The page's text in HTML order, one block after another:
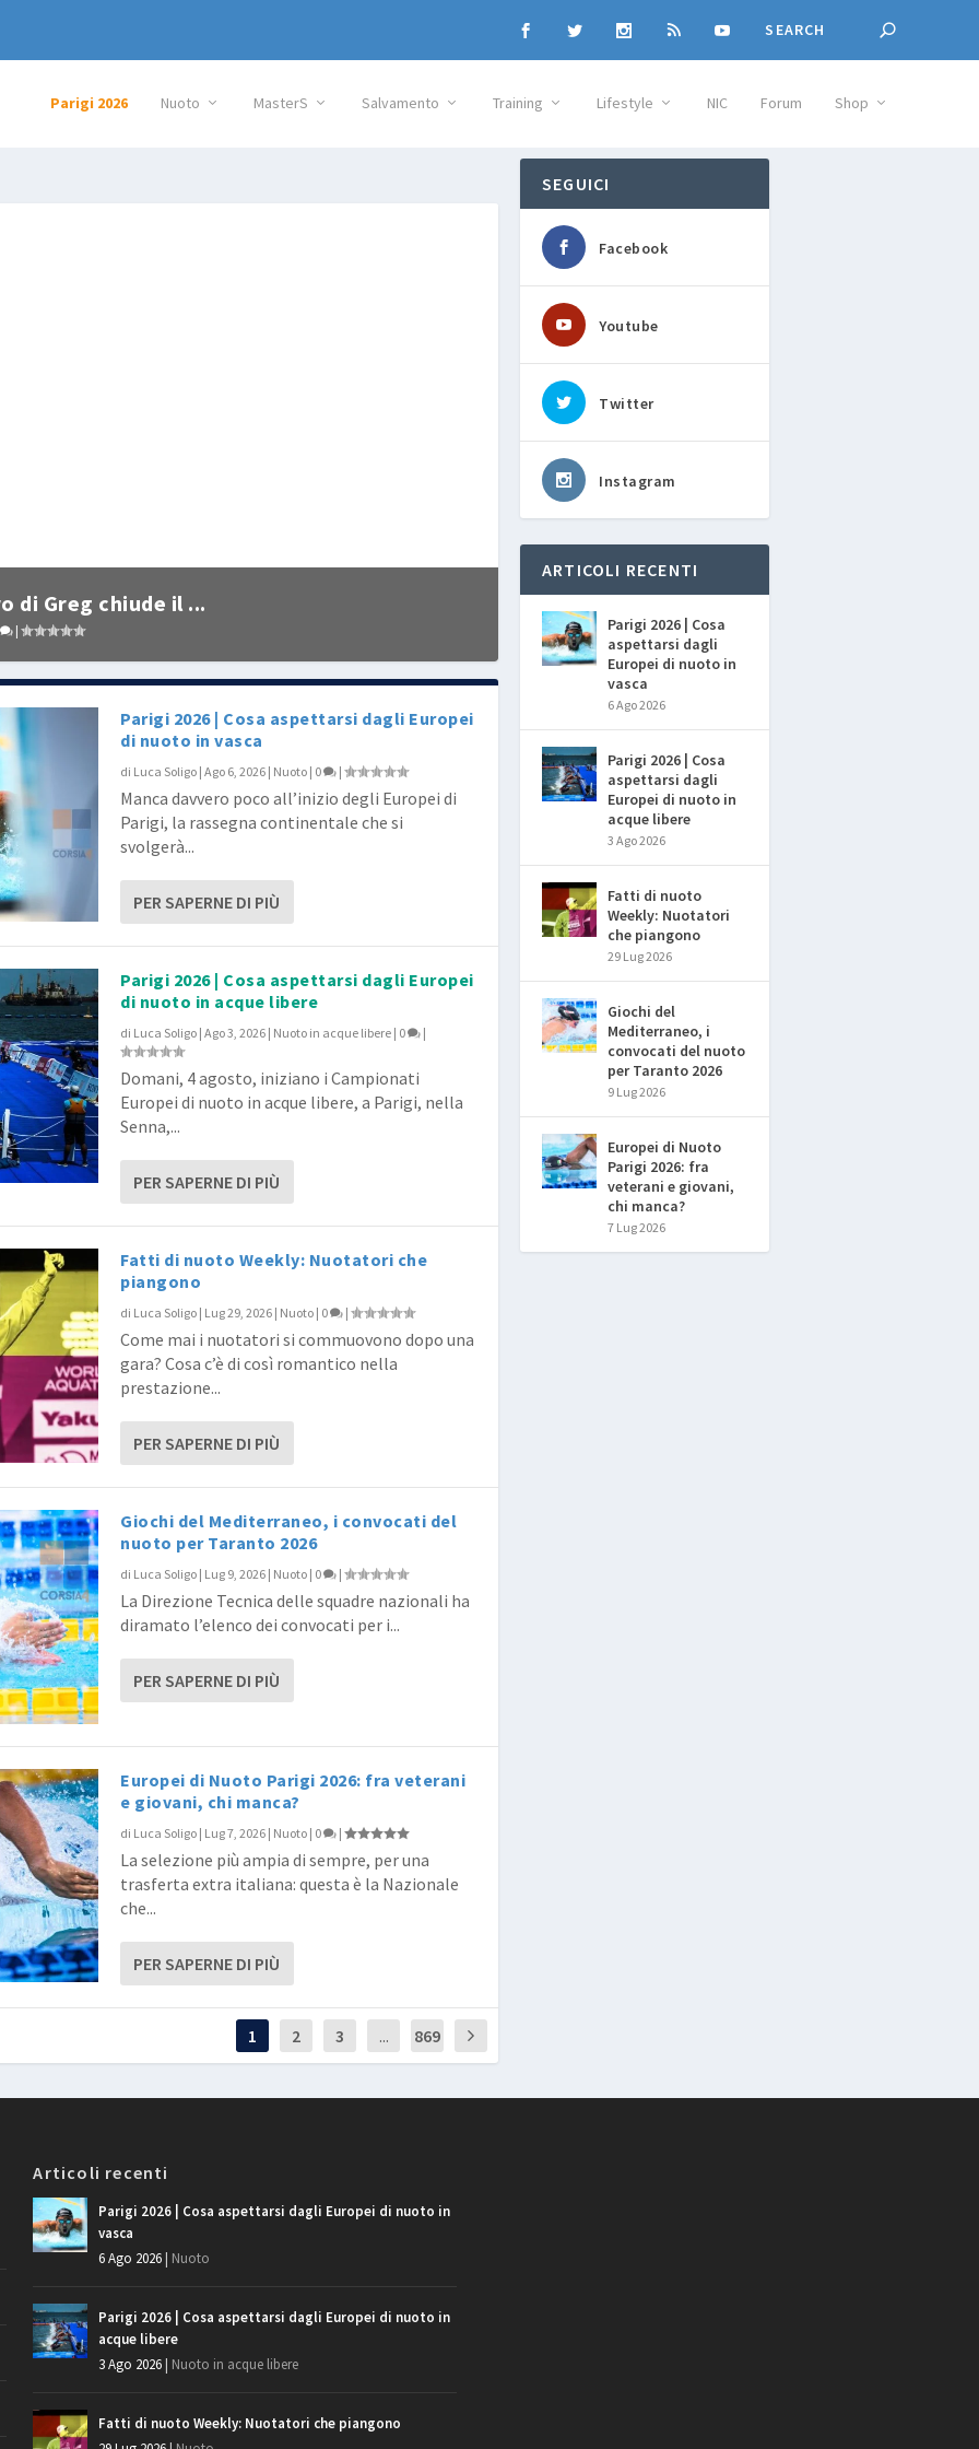
Parigi 2026 Nuoto MasterS Salvamento Training Lifestyle NIC Forum Shop
di Greg chiude il ...
|
le ragazze della mista, f...
|0 |
Sjöström, En Plein Dres...
|
la Castiglioni, Paltrinie...
|0 |
Russa e la sorp...
|0 |
RI nei 100 farfalla. Ben...
|0 |
Parigi 2026 | Cosa aspettarsi dagli Europei
di nuoto in vasca
di Luca Soligo | Ago 6, 2026 | Nuoto | 0 |
Manca davvero poco all’inizio degli Europei di
Parigi, la rassegna continentale che si
svolgerà...
PER SAPERNE DI PIÙ
Parigi 2026 | Cosa aspettarsi dagli Europei
di nuoto in acque libere
di Luca Soligo | Ago 3, 2026 | Nuoto in acque libere | 0 |
Domani, 4 agosto, iniziano i Campionati
Europei di nuoto in acque libere, a Parigi, nella
Senna,...
PER SAPERNE DI PIÙ
Fatti di nuoto Weekly: Nuotatori che
piangono
di Luca Soligo | Lug 29, 2026 | Nuoto | 0 |
Come mai i nuotatori si commuovono dopo una
gara? Cosa c’è di così romantico nella
prestazione...
PER SAPERNE DI PIÙ
Giochi del Mediterraneo, i convocati del
nuoto per Taranto 2026
di Luca Soligo | Lug 9, 2026 | Nuoto | 0 |
La Direzione Tecnica delle squadre nazionali ha
diramato l’elenco dei convocati per i...
PER SAPERNE DI PIÙ
Europei di Nuoto Parigi 2026: fra veterani
e giovani, chi manca?
di Luca Soligo | Lug 7, 2026 | Nuoto | 0 |
La selezione più ampia di sempre, per una
trasferta extra italiana: questa è la Nazionale
che...
PER SAPERNE DI PIÙ
1 2 3 ... 869
SEGUICI
Facebook
Youtube
Twitter
Instagram
ARTICOLI RECENTI
Parigi 2026 | Cosa
aspettarsi dagli
Europei di nuoto in
vasca
6 Ago 2026
Parigi 2026 | Cosa
aspettarsi dagli
Europei di nuoto in
acque libere
3 Ago 2026
Fatti di nuoto
Weekly: Nuotatori
che piangono
29 Lug 2026
Giochi del
Mediterraneo, i
convocati del nuoto
per Taranto 2026
9 Lug 2026
Europei di Nuoto
Parigi 2026: fra
veterani e giovani,
chi manca?
7 Lug 2026
Articoli recenti
Parigi 2026 | Cosa aspettarsi dagli Europei di nuoto in
vasca
6 Ago 2026| Nuoto
Parigi 2026 | Cosa aspettarsi dagli Europei di nuoto in
acque libere
3 Ago 2026| Nuoto in acque libere
Fatti di nuoto Weekly: Nuotatori che piangono